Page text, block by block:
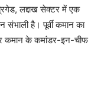
लद्दाख सेक्टर में एक
संभाली है। पूर्वी कमान का
कमान के कमांडर-इन-चीफ